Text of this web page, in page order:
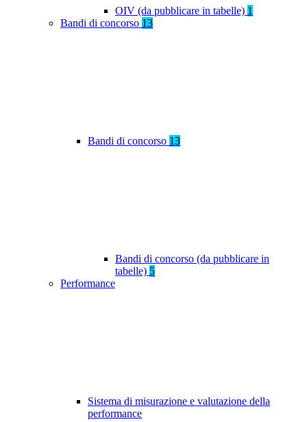
OIV (da pubblicare in tabelle) 1
Bandi di concorso 13
Bandi di concorso 13
Bandi di concorso (da pubblicare in
tabelle) 5
Performance
Sistema di misurazione e valutazione della
performance